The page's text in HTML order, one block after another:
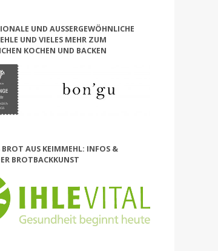
UND AUSSERGEWÖHNLICHE S
UND VIELES MEHR ZUM G
KOCHEN UND BACKEN
BROT AUS KEIMMEHL: INFOS &
BROTBACKKUNST